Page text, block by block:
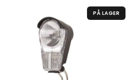
PÅ LAGER